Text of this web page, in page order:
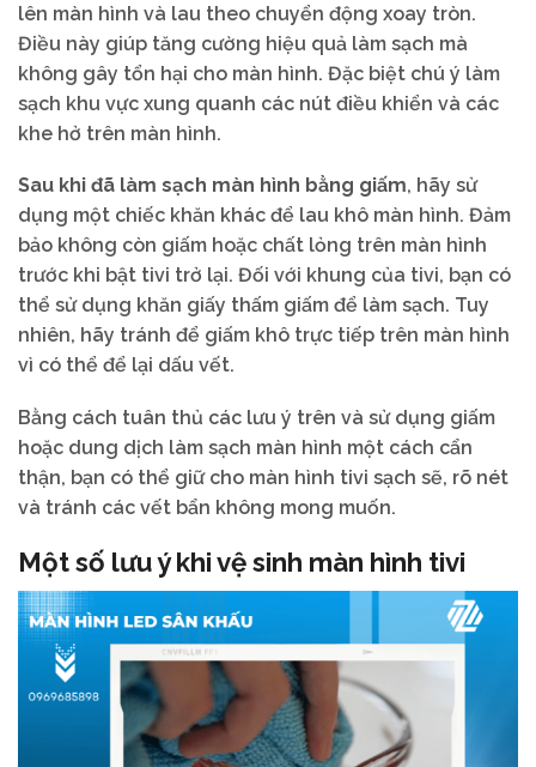
lên màn hình và lau theo chuyển động xoay tròn.
Điều này giúp tăng cường hiệu quả làm sạch mà
không gây tổn hại cho màn hình. Đặc biệt chú ý làm
sạch khu vực xung quanh các nút điều khiển và các
khe hở trên màn hình.
Sau khi đã làm sạch màn hình bằng giấm, hãy sử
dụng một chiếc khăn khác để lau khô màn hình. Đảm
bảo không còn giấm hoặc chất lỏng trên màn hình
trước khi bật tivi trở lại. Đối với khung của tivi, bạn có
thể sử dụng khăn giấy thấm giấm để làm sạch. Tuy
nhiên, hãy tránh để giấm khô trực tiếp trên màn hình
vì có thể để lại dấu vết.
Bằng cách tuân thủ các lưu ý trên và sử dụng giấm
hoặc dung dịch làm sạch màn hình một cách cẩn
thận, bạn có thể giữ cho màn hình tivi sạch sẽ, rõ nét
và tránh các vết bẩn không mong muốn.
Một số lưu ý khi vệ sinh màn hình tivi